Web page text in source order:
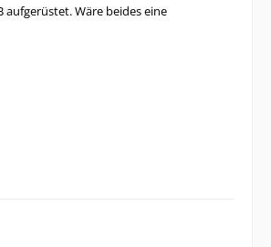
aufgerüstet. Wäre beides eine